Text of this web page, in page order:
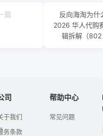
篇
反向海淘为什
2026 华人代购
辑拆解（
司
于我们
务条款
帮助中心
常见问题